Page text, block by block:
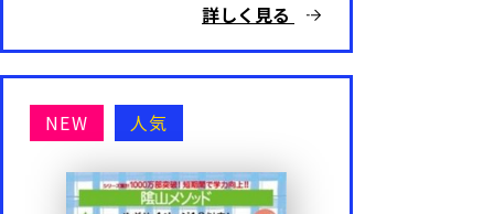
詳しく見る
NEW 人気